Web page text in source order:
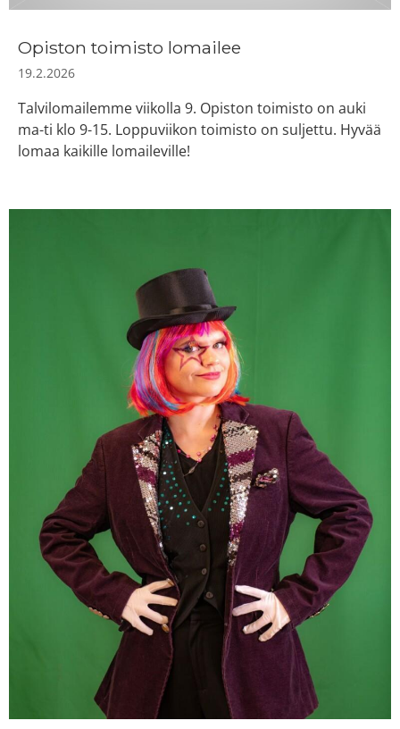
Opiston toimisto lomailee
19.2.2026
Talvilomailemme viikolla 9. Opiston toimisto on auki
ma-ti klo 9-15. Loppuviikon toimisto on suljettu. Hyvää
lomaa kaikille lomaileville!